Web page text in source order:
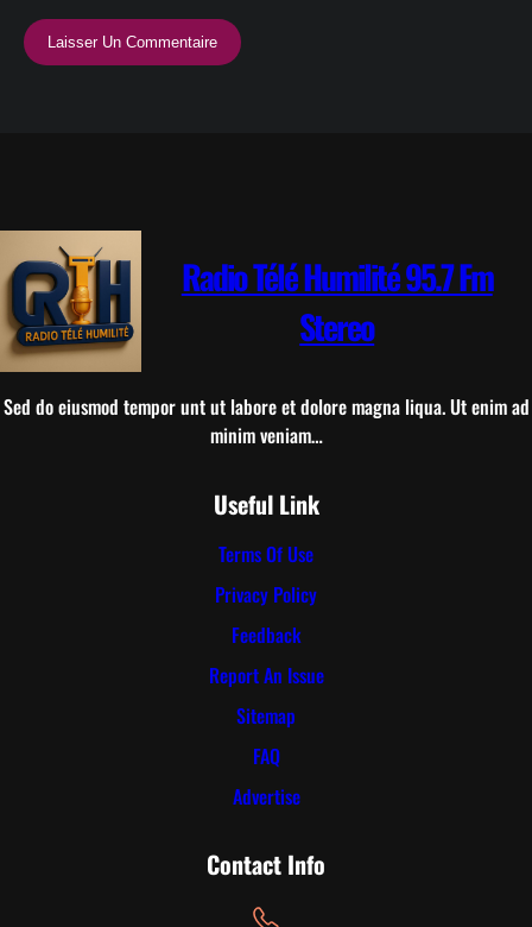
Radio Télé Humilité 95.7 Fm
Stereo
Sed do eiusmod tempor unt ut labore et dolore magna liqua. Ut enim ad
minim veniam…
Useful Link
Terms Of Use
Privacy Policy
Feedback
Report An Issue
Sitemap
FAQ
Advertise
Contact Info